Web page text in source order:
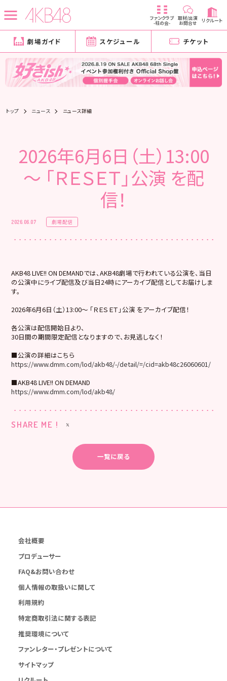
ファンクラブ
-柱の会-
取材/出演
お問合せ リクルート
劇場ガイド スケジュール チケット
トップ ニュース ニュース詳細
2026年6月6日（土）13:00
～ 「ＲＥＳＥＴ」公演 を配
信！
2026.06.07 劇場配信
AKB48 LIVE!! ON DEMANDでは、AKB48劇場で行われている公演を、当日
の公演中にライブ配信及び当日24時にアーカイブ配信としてお届けしま
す。
2026年6月6日（土）13:00～ 「ＲＥＳＥＴ」公演 をアーカイブ配信！
各公演は配信開始日より、
30日間の期間限定配信となりますので、お見逃しなく！
■公演の詳細はこちら
https://www.dmm.com/lod/akb48/-/detail/=/cid=akb48c26060601/
■AKB48 LIVE!! ON DEMAND
https://www.dmm.com/lod/akb48/
SHARE ME !
一覧に戻る
会社概要
プロデューサー
FAQ&お問い合わせ
個人情報の取扱いに関して
利用規約
特定商取引法に関する表記
推奨環境について
ファンレター・プレゼントについて
サイトマップ